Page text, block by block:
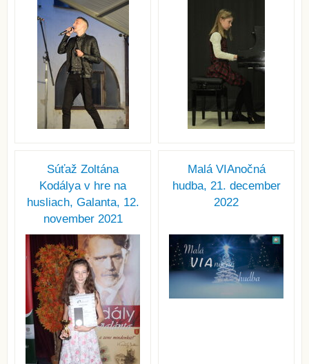
Súťaž Zoltána
Kodálya v hre na
husliach, Galanta, 12.
november 2021
Malá VIAnočná
hudba, 21. december
2022